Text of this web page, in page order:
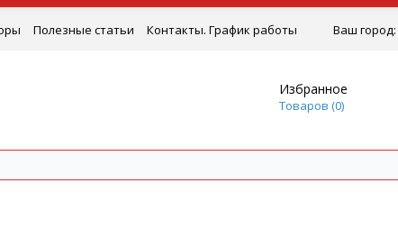
Ваш город:
Полезные статьи
Контакты. График работы
Избранное
Товаров (0)